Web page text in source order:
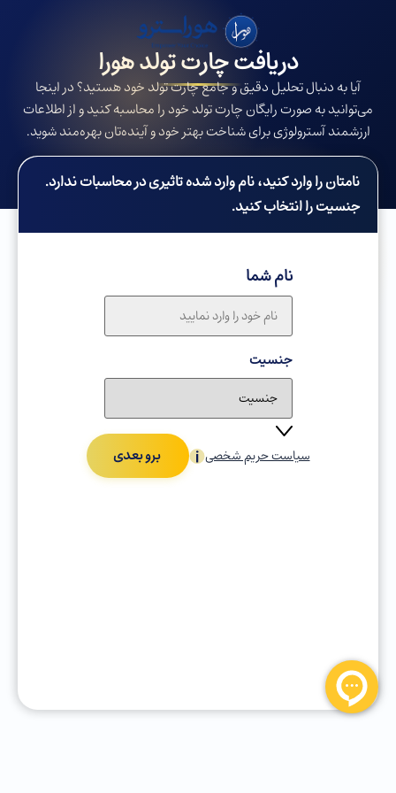
دریافت چارت تولد هورا
آیا به دنبال تحلیل دقیق و جامع چارت تولد خود هستید؟ در اینجا
می‌توانید به صورت رایگان چارت تولد خود را محاسبه کنید و از اطلاعات
ارزشمند آسترولوژی برای شناخت بهتر خود و آینده‌تان بهره‌مند شوید.
نامتان را وارد کنید، نام وارد شده تاثیری در محاسبات ندارد.
جنسیت را انتخاب کنید.
نام شما
جنسیت
سیاست حریم شخصی برو بعدی